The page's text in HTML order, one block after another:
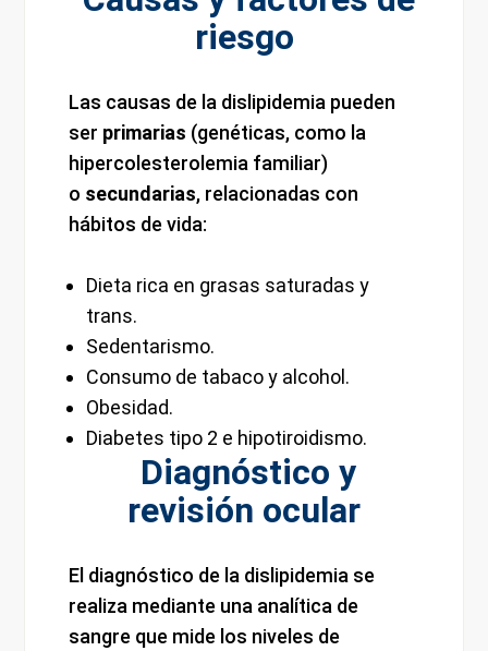
riesgo
Las causas de la dislipidemia pueden
ser primarias (genéticas, como la
hipercolesterolemia familiar)
o secundarias, relacionadas con
hábitos de vida:
Dieta rica en grasas saturadas y
trans.
Sedentarismo.
Consumo de tabaco y alcohol.
Obesidad.
Diabetes tipo 2 e hipotiroidismo.
Diagnóstico y
revisión ocular
El diagnóstico de la dislipidemia se
realiza mediante una analítica de
sangre que mide los niveles de